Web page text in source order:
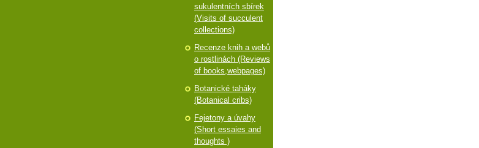
sukulentních sbírek
(Visits of succulent
collections)
Recenze knih a webů
o rostlinách (Reviews
of books,webpages)
Botanické taháky
(Botanical cribs)
Fejetony a úvahy
(Short essaies and
thoughts )